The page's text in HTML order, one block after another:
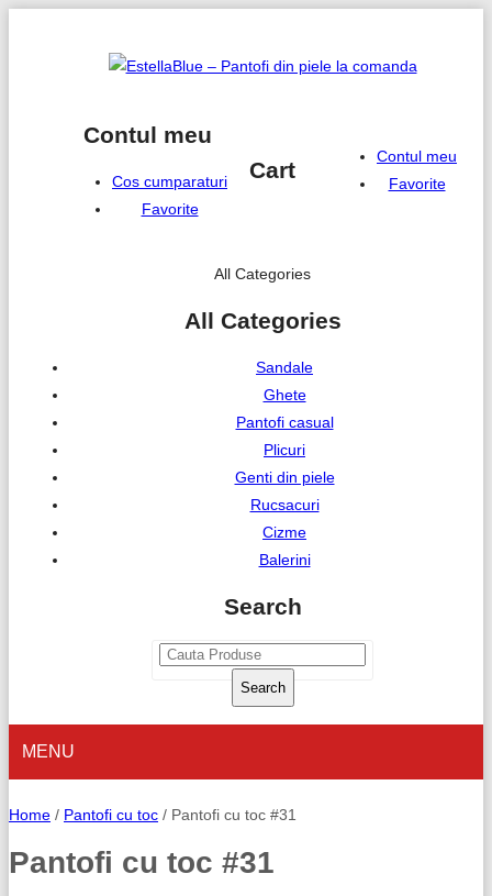
MENU
ACASA
DESPRE NOI
Contul meu
Cos cumparaturi
Favorite
Cart
Contul meu
Favorite
All Categories
All Categories
Sandale
Ghete
Pantofi casual
Plicuri
Genti din piele
Rucsacuri
Cizme
Balerini
Search
Search
Home / Pantofi cu toc / Pantofi cu toc #31
Pantofi cu toc #31